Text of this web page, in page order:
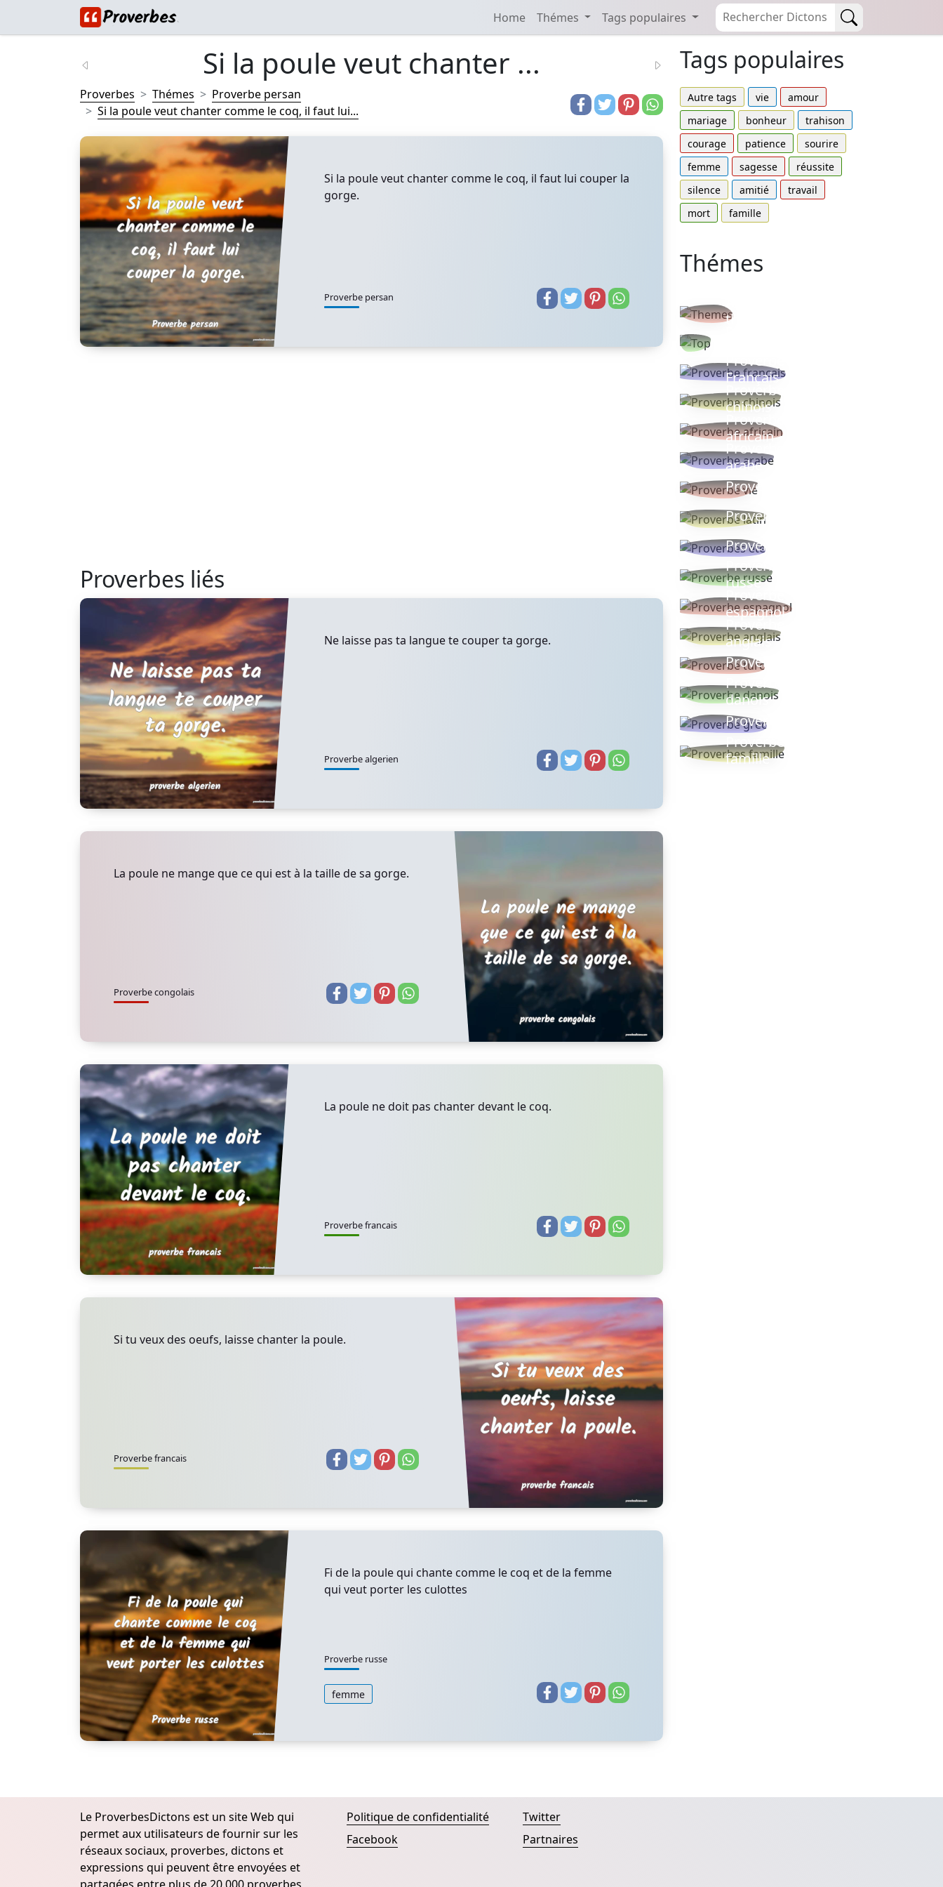
Home Thémes Tags populaires
Si la poule veut chanter ...
Proverbes Thémes
Proverbe persan
Si la poule veut chanter comme le coq, il faut lui...
Si la poule veut chanter comme le coq, il faut lui couper la
gorge.
Proverbe persan
Proverbes liés
Ne laisse pas ta langue te couper ta gorge.
Proverbe algerien
La poule ne mange que ce qui est à la taille de sa gorge.
Proverbe congolais
La poule ne doit pas chanter devant le coq.
Proverbe francais
Si tu veux des oeufs, laisse chanter la poule.
Proverbe francais
Fi de la poule qui chante comme le coq et de la femme
qui veut porter les culottes
Proverbe russe
femme
Tags populaires
Autre tags vie
amour
mariage
bonheur
trahison
courage
patience
sourire
femme
sagesse
réussite
silence
amitié
travail
mort
famille
Thémes
thèmes
Proverbe
Français
Proverbe
chinois
Proverbe
africain
Proverbe
arabe
Proverbe vie
Proverbe latin
Proverbes ete
Proverbe
russe
Proverbe
espagnol
Proverbe
anglais
Proverbe turc
Proverbe
danois
Proverbe grec
Proverbes
famille
Le ProverbesDictons est un site Web qui
permet aux utilisateurs de fournir sur les
réseaux sociaux, proverbes, dictons et
expressions qui peuvent être envoyées et
Politique de confidentialité
Facebook
Twitter
Partnaires